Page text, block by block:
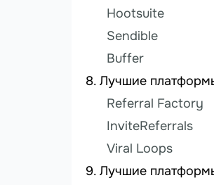
Hootsuite
Sendible
Buffer
Лучшие
Referral Factory
InviteReferrals
Viral Loops
Лучшие